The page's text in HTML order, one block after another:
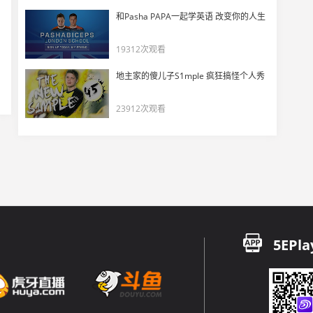
和Pasha PAPA一起学英语 改变你的人生
19312次观看
地主家的傻儿子S1mple 疯狂搞怪个人秀
23912次观看